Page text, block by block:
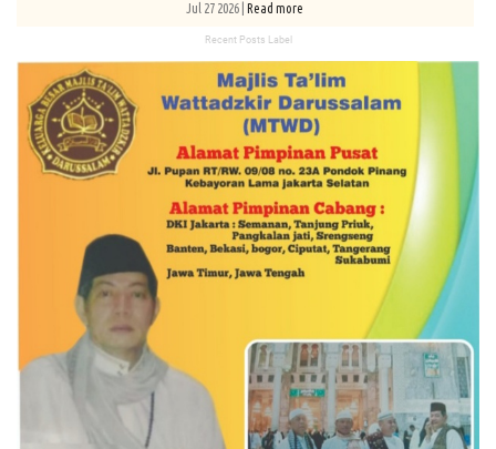
Jul 27 2026 | Read more
Recent Posts Label